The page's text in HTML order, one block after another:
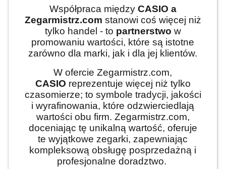
Współpraca między CASIO a
Zegarmistrz.com stanowi coś więcej niż
tylko handel - to partnerstwo w
promowaniu wartości, które są istotne
zarówno dla marki, jak i dla jej klientów.
W ofercie Zegarmistrz.com,
CASIO reprezentuje więcej niż tylko
czasomierze; to symbole tradycji, jakości
i wyrafinowania, które odzwierciedlają
wartości obu firm. Zegarmistrz.com,
doceniając tę unikalną wartość, oferuje
te wyjątkowe zegarki, zapewniając
kompleksową obsługę posprzedażną i
profesjonalne doradztwo.